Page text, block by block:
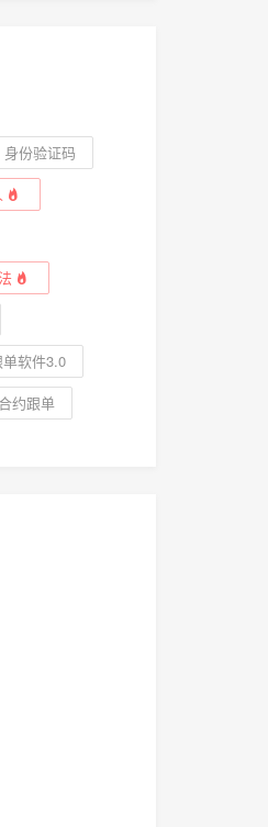
身份验证码
软件3.0
约跟单